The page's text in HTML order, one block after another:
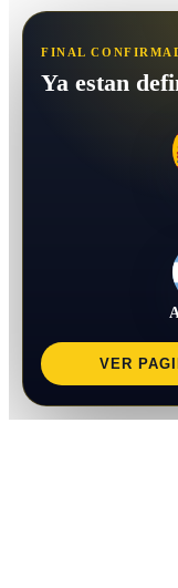
FINAL
Ya estan
VER